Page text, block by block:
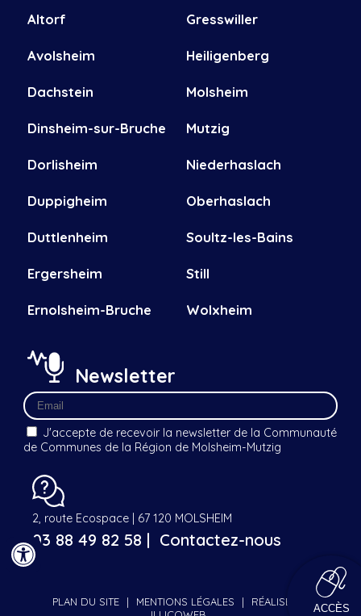
Altorf
Avolsheim
Dachstein
Dinsheim-sur-Bruche
Dorlisheim
Duppigheim
Duttlenheim
Ergersheim
Ernolsheim-Bruche
Gresswiller
Heiligenberg
Molsheim
Mutzig
Niederhaslach
Oberhaslach
Soultz-les-Bains
Still
Wolxheim
Newsletter
J'accepte de recevoir la newsletter de la Communauté
de Communes de la Région de Molsheim-Mutzig
2, route Ecospace | 67 120 MOLSHEIM
03 88 49 82 58 | Contactez-nous
PLAN DU SITE | MENTIONS LÉGALES |
RÉALISÉ PAR ACCÈS